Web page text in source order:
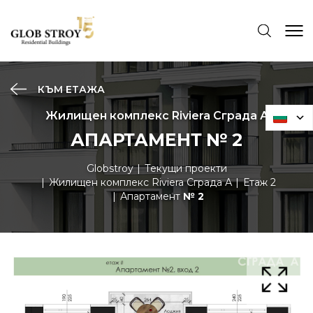
КЪМ ЕТАЖА
Жилищен комплекс Riviera Сграда А
АПАРТАМЕНТ № 2
Globstroy
Текущи проекти
Жилищен комплекс Riviera Сграда А
Етаж 2
Апартамент № 2